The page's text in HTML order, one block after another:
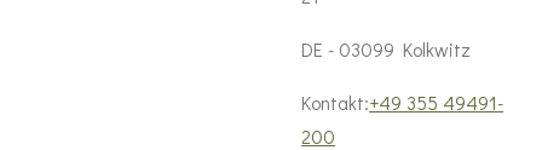
DE - 03099 Kolkwitz
Kontakt:+49 355 49491-
200